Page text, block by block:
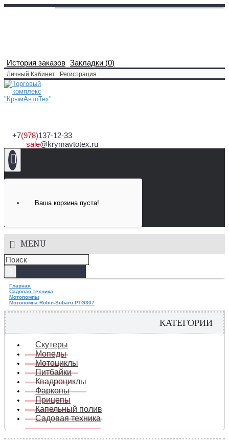
История заказов Закладки (0)
Личный Кабинет Регистрация
+7(978)137-12-33
sale@krymavtotex.ru
Ваша корзина пуста!
MENU
Главная
Садовая техника
Мотопомпы
Мотопомпа Robin-Subaru PTG307
КАТЕГОРИИ
Скутеры
Мопеды
Мотоциклы
Питбайки
Квадроциклы
Фаркопы
Прицепы
Капельный полив
Садовая техника